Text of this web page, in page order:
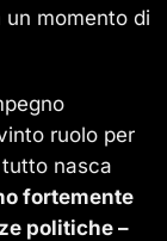
momento di
ruolo per
nasca
fortemente
politiche –